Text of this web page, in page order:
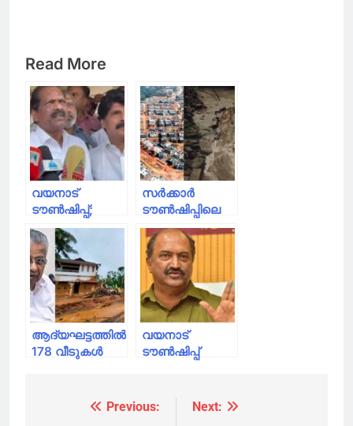
Read More
വയനാട്
ടൗൺഷിപ്പ്;
സർവകക്ഷി
യോഗത്തിൽ 178
വീടുകൾ ആദ്യ
ഘട്ടം
കൈമാറാൻ
തീരുമാനം,
നറുക്കെടുപ്പിലൂടെ
കൈമാറും; ടി
സിദ്ദിഖ്
സർക്കാർ
ടൗൺഷിപ്പിലെ
മണ്ണ് ഒലിച്ചിറങ്ങി;
സമീപത്തെ
വീടുകളുടെ മുറ്റം
ചെളി കൊണ്ട്
നിറഞ്ഞു,
പരാതി
ആദ്യഘട്ടത്തിൽ
178 വീടുകൾ
വയനാട്
ടൗൺഷിപ്പ്
മൂന്നാം
Previous:
Next: